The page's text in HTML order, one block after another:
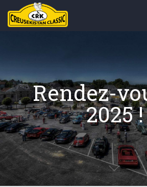
Rendez-
2025 !